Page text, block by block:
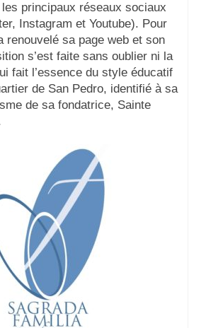
principaux réseaux sociaux
Instagram et Youtube). Pour
renouvelé sa page web et son
s’est faite sans oublier ni la
fait l’essence du style éducatif
de San Pedro, identifié à sa
de sa fondatrice, Sainte